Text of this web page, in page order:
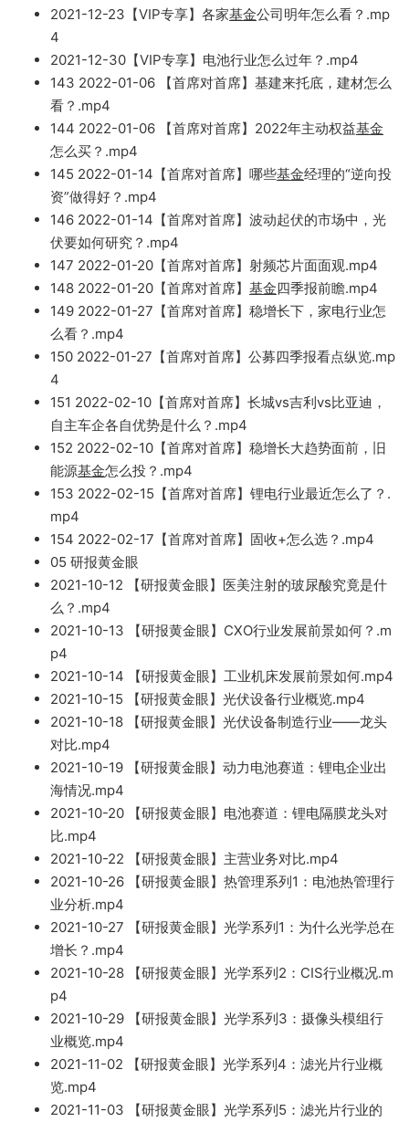
2021-12-23【VIP专享】各家基金公司明年怎么看？.mp
4
2021-12-30【VIP专享】电池行业怎么过年？.mp4
143 2022-01-06 【首席对首席】基建来托底，建材怎么
看？.mp4
144 2022-01-06 【首席对首席】2022年主动权益基金
怎么买？.mp4
145 2022-01-14【首席对首席】哪些基金经理的“逆向投
资”做得好？.mp4
146 2022-01-14【首席对首席】波动起伏的市场中，光
伏要如何研究？.mp4
147 2022-01-20【首席对首席】射频芯片面面观.mp4
148 2022-01-20【首席对首席】 基金四季报前瞻.mp4
149 2022-01-27【首席对首席】稳增长下，家电行业怎
么看？.mp4
150 2022-01-27【首席对首席】公募四季报看点纵览.mp
4
151 2022-02-10【首席对首席】长城vs吉利vs比亚迪，
自主车企各自优势是什么？.mp4
152 2022-02-10【首席对首席】稳增长大趋势面前，旧
能源基金怎么投？.mp4
153 2022-02-15【首席对首席】 锂电行业最近怎么了？.
mp4
154 2022-02-17 【首席对首席】固收+怎么选？.mp4
05 研报黄金眼
2021-10-12 【研报黄金眼】医美注射的玻尿酸究竟是什
么？.mp4
2021-10-13 【研报黄金眼】CXO行业发展前景如何？.m
p4
2021-10-14 【研报黄金眼】工业机床发展前景如何.mp4
2021-10-15 【研报黄金眼】光伏设备行业概览.mp4
2021-10-18 【研报黄金眼】光伏设备制造行业——龙头
对比.mp4
2021-10-19 【研报黄金眼】动力电池赛道：锂电企业出
海情况.mp4
2021-10-20 【研报黄金眼】电池赛道：锂电隔膜龙头对
比.mp4
2021-10-22 【研报黄金眼】主营业务对比.mp4
2021-10-26 【研报黄金眼】热管理系列1：电池热管理行
业分析.mp4
2021-10-27 【研报黄金眼】光学系列1：为什么光学总在
增长 ？.mp4
2021-10-28 【研报黄金眼】光学系列2：CIS行业概况.m
p4
2021-10-29 【研报黄金眼】光学系列3：摄像头模组行
业概览.mp4
2021-11-02 【研报黄金眼】光学系列4：滤光片行业概
览.mp4
2021-11-03 【研报黄金眼】光学系列5：滤光片行业的